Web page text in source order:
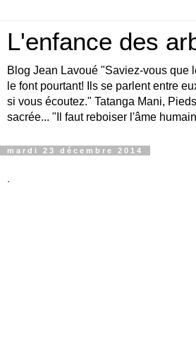
L'enfance des
Blog Jean Lavoué "Saviez-vous que
le font pourtant! Ils se parlent entre
si vous écoutez." Tatanga Mani,
sacrée... "Il faut reboiser l'âme
mardi 23 décembre 2014
.